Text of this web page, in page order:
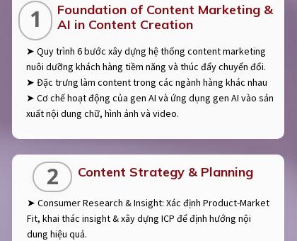
Foundation of Content Marketing &
AI in Content Creation
➤ Quy trình 6 bước xây dựng hệ thống content marketing
nuôi dưỡng khách hàng tiềm năng và thúc đẩy chuyển đổi.
➤ Đặc trưng làm content trong các ngành hàng khác nhau
➤ Cơ chế hoạt động của gen AI và ứng dụng gen AI vào sản
xuất nội dung chữ, hình ảnh và video.
1
Content Strategy & Planning
➤ Consumer Research & Insight: Xác định Product-Market
Fit, khai thác insight & xây dựng ICP để định hướng nội
dung hiệu quả.
2